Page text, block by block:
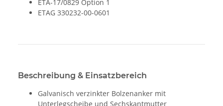
ETA-17/0829 Option 1
ETAG 330232-00-0601
Beschreibung & Einsatzbereich
Galvanisch verzinkter Bolzenanker mit
Unterlegscheibe und Sechskantmutter